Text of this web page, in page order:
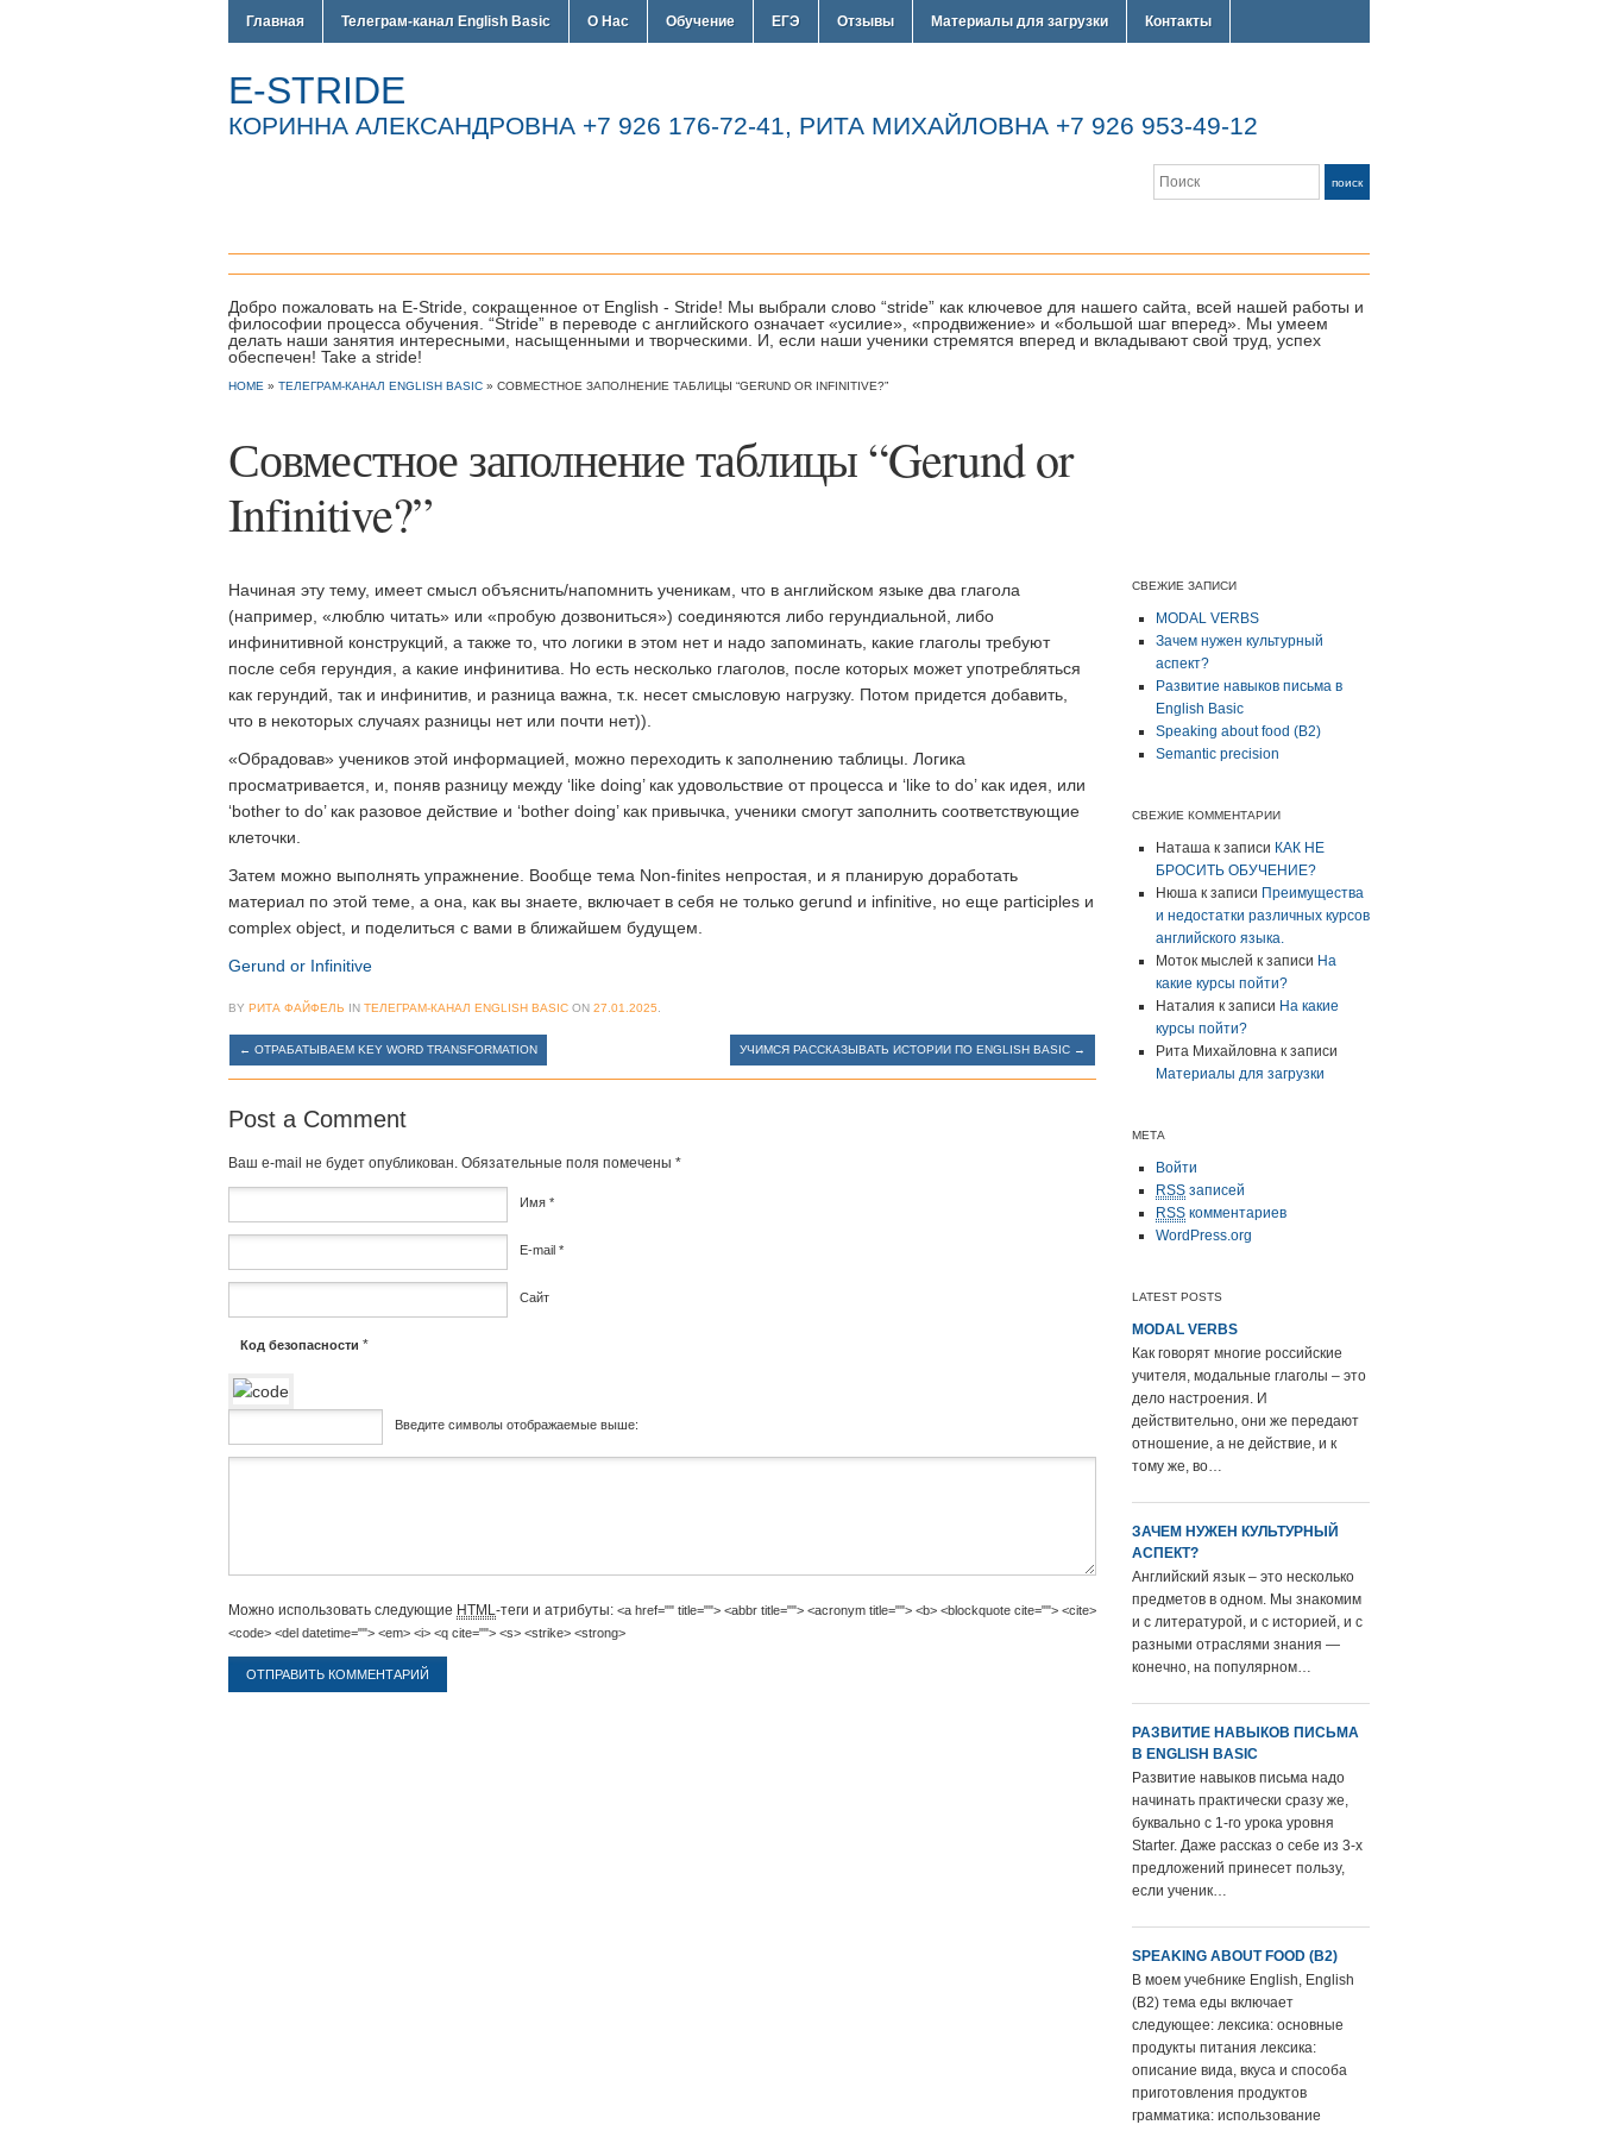
Главная Телеграм-канал English Basic О Нас Обучение ЕГЭ Отзывы Материалы для загрузки Контакты
E-STRIDE
КОРИННА АЛЕКСАНДРОВНА +7 926 176-72-41, РИТА МИХАЙЛОВНА +7 926 953-49-12
Search поиск
Добро пожаловать на E-Stride, сокращенное от English - Stride! Мы выбрали слово “stride” как ключевое для нашего сайта, всей нашей работы и
философии процесса обучения. “Stride” в переводе с английского означает «усилие», «продвижение» и «большой шаг вперед». Мы умеем
делать наши занятия интересными, насыщенными и творческими. И, если наши ученики стремятся вперед и вкладывают свой труд, успех
обеспечен! Take a stride!
HOME » ТЕЛЕГРАМ-КАНАЛ ENGLISH BASIC » СОВМЕСТНОЕ ЗАПОЛНЕНИЕ ТАБЛИЦЫ “GERUND OR INFINITIVE?”
Совместное заполнение таблицы “Gerund or
Infinitive?”
Начиная эту тему, имеет смысл объяснить/напомнить ученикам, что в английском языке два глагола
(например, «люблю читать» или «пробую дозвониться») соединяются либо герундиальной, либо
инфинитивной конструкций, а также то, что логики в этом нет и надо запоминать, какие глаголы требуют
после себя герундия, а какие инфинитива. Но есть несколько глаголов, после которых может употребляться
как герундий, так и инфинитив, и разница важна, т.к. несет смысловую нагрузку. Потом придется добавить,
что в некоторых случаях разницы нет или почти нет)).
«Обрадовав» учеников этой информацией, можно переходить к заполнению таблицы. Логика
просматривается, и, поняв разницу между ‘like doing’ как удовольствие от процесса и ‘like to do’ как идея, или
‘bother to do’ как разовое действие и ‘bother doing’ как привычка, ученики смогут заполнить соответствующие
клеточки.
Затем можно выполнять упражнение. Вообще тема Non-finites непростая, и я планирую доработать
материал по этой теме, а она, как вы знаете, включает в себя не только gerund и infinitive, но еще participles и
complex object, и поделиться с вами в ближайшем будущем.
Gerund or Infinitive
BY РИТА ФАЙФЕЛЬ IN ТЕЛЕГРАМ-КАНАЛ ENGLISH BASIC ON 27.01.2025
← ОТРАБАТЫВАЕМ KEY WORD TRANSFORMATION УЧИМСЯ РАССКАЗЫВАТЬ ИСТОРИИ ПО ENGLISH BASIC →
Post a Comment
Ваш e-mail не будет опубликован. Обязательные поля помечены *
Имя *
E-mail *
Сайт
Код безопасности *
Введите символы отображаемые выше:
Можно использовать следующие HTML-теги и атрибуты: <a href="" title=""> <abbr title=""> <acronym title=""> <b> <blockquote cite=""> <cite>
<code> <del datetime=""> <em> <i> <q cite=""> <s> <strike> <strong>
СВЕЖИЕ ЗАПИСИ
MODAL VERBS
Зачем нужен культурный
аспект?
Развитие навыков письма в
English Basic
Speaking about food (B2)
Semantic precision
СВЕЖИЕ КОММЕНТАРИИ
Наташа к записи КАК НЕ
БРОСИТЬ ОБУЧЕНИЕ?
Нюша к записи Преимущества
и недостатки различных курсов
английского языка.
Моток мыслей к записи На
какие курсы пойти?
Наталия к записи На какие
курсы пойти?
Рита Михайловна к записи
Материалы для загрузки
МЕТА
Войти
RSS записей
RSS комментариев
WordPress.org
LATEST POSTS
MODAL VERBS
Как говорят многие российские
учителя, модальные глаголы – это
дело настроения. И
действительно, они же передают
отношение, а не действие, и к
тому же, во…
ЗАЧЕМ НУЖЕН КУЛЬТУРНЫЙ
АСПЕКТ?
Английский язык – это несколько
предметов в одном. Мы знакомим
и с литературой, и с историей, и с
разными отраслями знания —
конечно, на популярном…
РАЗВИТИЕ НАВЫКОВ ПИСЬМА
В ENGLISH BASIC
Развитие навыков письма надо
начинать практически сразу же,
буквально с 1-го урока уровня
Starter. Даже рассказ о себе из 3-х
предложений принесет пользу,
если ученик…
SPEAKING ABOUT FOOD (B2)
В моем учебнике English, English
(В2) тема еды включает
следующее: лексика: основные
продукты питания лексика:
описание вида, вкуса и способа
приготовления продуктов
грамматика: использование